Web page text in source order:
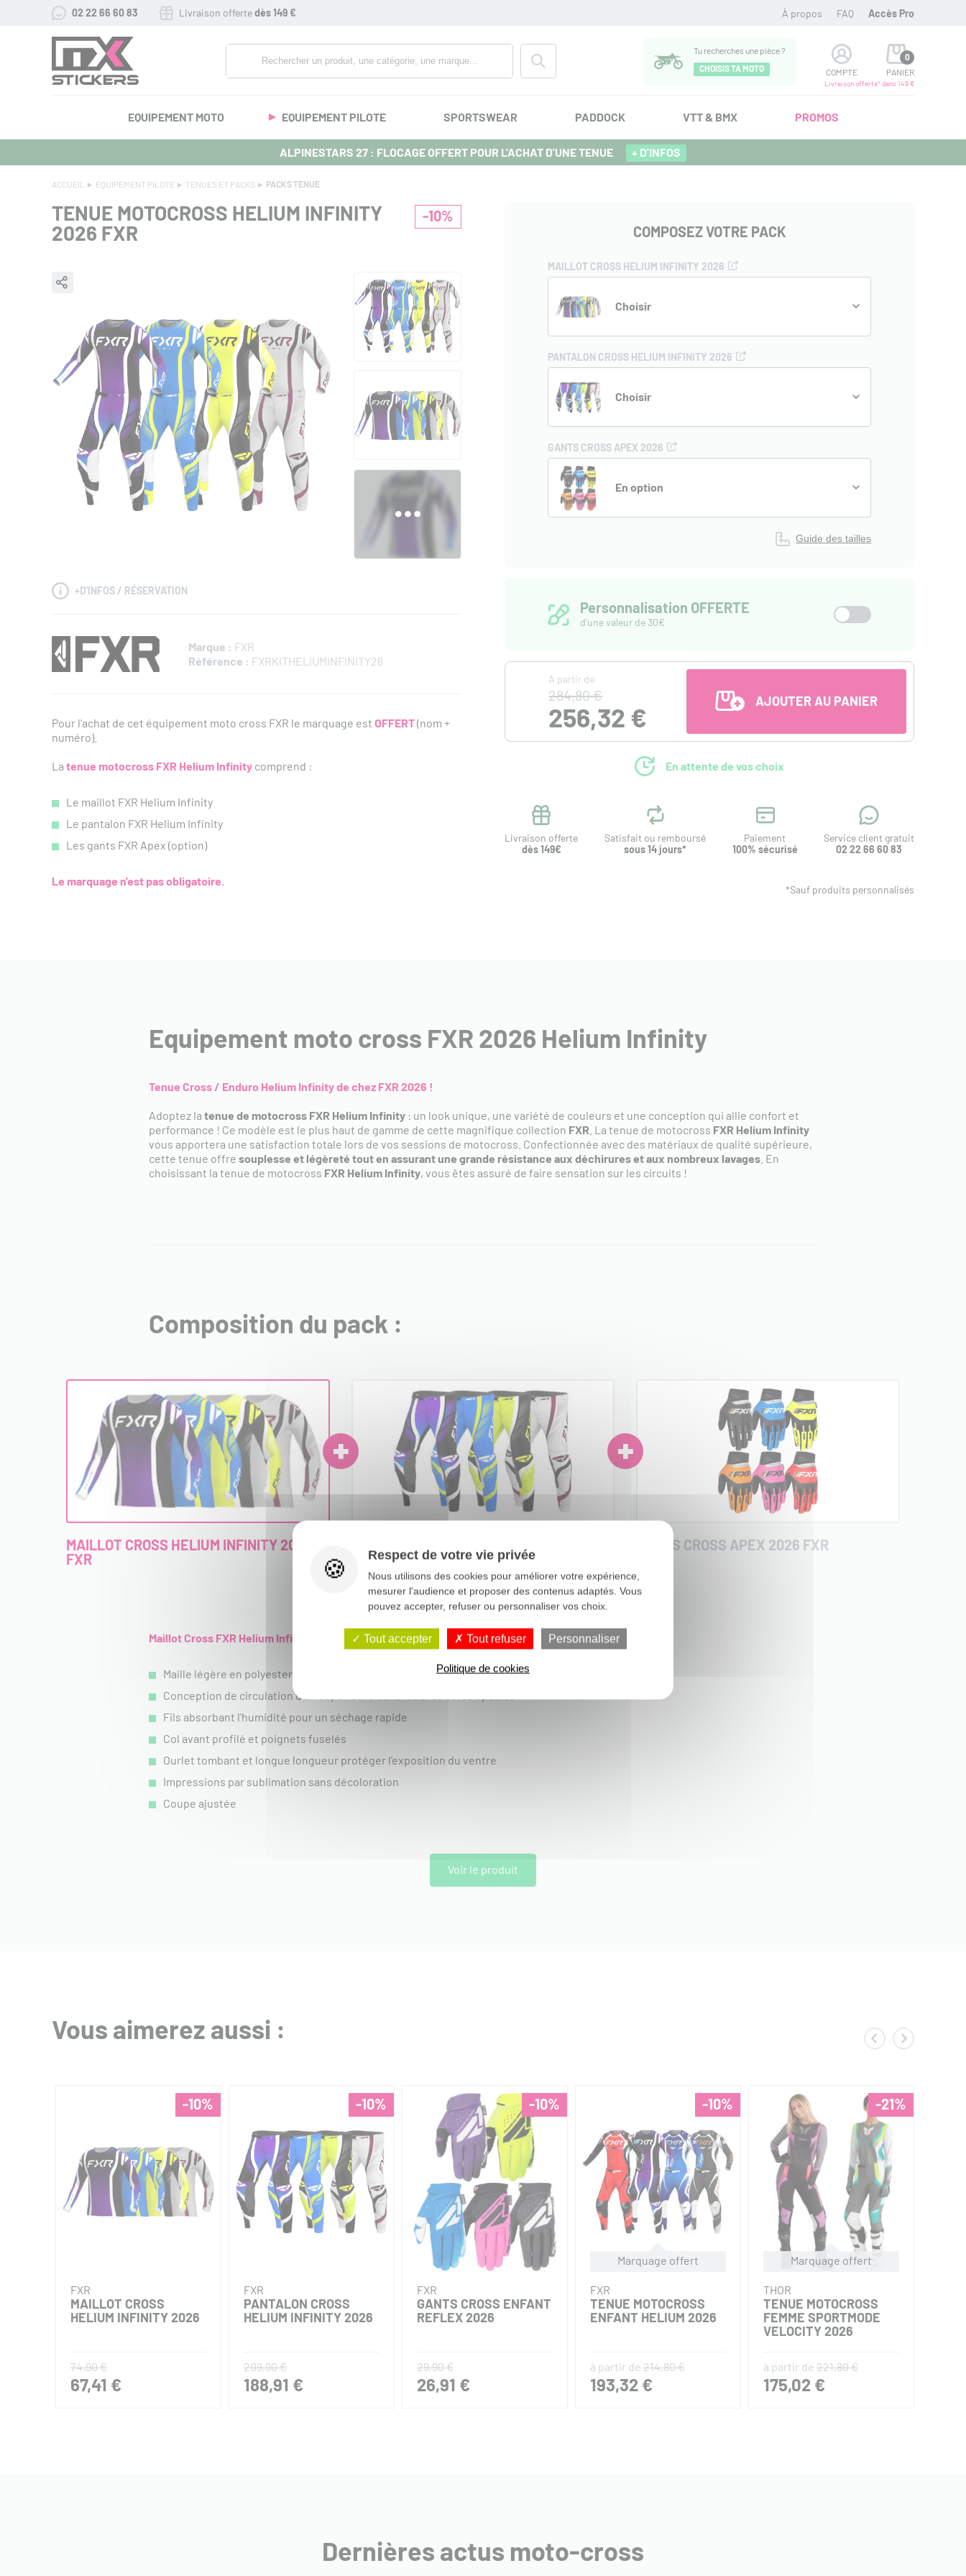
02 22 66 60 83 Livraison offertedès 149 € À propos FAQ Accès Pro
Tu recherches une pièce ?
CHOISIS TA MOTO
COMPTE
0
PANIER
Livraison offerte* dans 149 €
EQUIPEMENT MOTO EQUIPEMENT PILOTE SPORTSWEAR PADDOCK VTT & BMX PROMOS
ALPINESTARS 27 : FLOCAGE OFFERT POUR L'ACHAT D'UNE TENUE + D'INFOS
ACCUEIL EQUIPEMENT PILOTE TENUES ET PACKS PACKS TENUE
-10%
TENUE MOTOCROSS HELIUM INFINITY
2026 FXR
+D'INFOS / RÉSERVATION
Marque : FXR
Référence : FXRKITHELIUMINFINITY26
Pour l'achat de cet équipement moto cross FXR le marquage est OFFERT(nom +
numéro).
La tenue motocross FXR Helium Infinity comprend :
Le maillot FXR Helium Infinity
Le pantalon FXR Helium Infinity
Les gants FXR Apex (option)
Le marquage n'est pas obligatoire.
COMPOSEZ VOTRE PACK
MAILLOT CROSS HELIUM INFINITY 2026
Choisir
PANTALON CROSS HELIUM INFINITY 2026
Choisir
GANTS CROSS APEX 2026
En option
Guide des tailles
Personnalisation OFFERTE
d'une valeur de 30€
A partir de
284,80 €
256,32 €
AJOUTER AU PANIER
En attente de vos choix
Livraison offerte
dès 149€
Satisfait ou remboursé
sous 14 jours*
Paiement
100% sécurisé
Service client gratuit
02 22 66 60 83
*Sauf produits personnalisés
Equipement moto cross FXR 2026 Helium Infinity
Tenue Cross / Enduro Helium Infinity de chez FXR 2026 !
Adoptez la tenue de motocross FXR Helium Infinity : un look unique, une variété de couleurs et une conception qui allie confort et
performance ! Ce modèle est le plus haut de gamme de cette magnifique collection FXR . La tenue de motocross FXR Helium Infinity
vous apportera une satisfaction totale lors de vos sessions de motocross. Confectionnée avec des matériaux de qualité supérieure,
cette tenue offre souplesse et légèreté tout en assurant une grande résistance aux déchirures et aux nombreux lavages . En
choisissant la tenue de motocross FXR Helium Infinity, vous êtes assuré de faire sensation sur les circuits !
Composition du pack :
MAILLOT CROSS HELIUM INFINITY 2026
FXR
PANTALON CROSS HELIUM INFINITY 2026
FXR
GANTS CROSS APEX 2026 FXR
Maillot Cross FXR Helium Infinity 2026 :
Maille légère en polyester et élasthanne associée à un tricot de polyester haute performance
Conception de circulation d'air supérieure dans les bras et les épaules
Fils absorbant l'humidité pour un séchage rapide
Col avant profilé et poignets fuselés
Ourlet tombant et longue longueur protéger l'exposition du ventre
Impressions par sublimation sans décoloration
Coupe ajustée
Voir le produit
Vous aimerez aussi :
-10%
FXR
MAILLOT CROSS
HELIUM INFINITY 2026
74,90 €
67,41 €
-10%
FXR
PANTALON CROSS
HELIUM INFINITY 2026
209,90 €
188,91 €
-10%
FXR
GANTS CROSS ENFANT
REFLEX 2026
29,90 €
26,91 €
-10%
Marquage offert
FXR
TENUE MOTOCROSS
ENFANT HELIUM 2026
à partir de 214,80 €
193,32 €
-21%
Marquage offert
THOR
TENUE MOTOCROSS
FEMME SPORTMODE
VELOCITY 2026
à partir de 221,80 €
175,02 €
Dernières actus moto-cross
Respect de votre vie privée
Nous utilisons des cookies pour améliorer votre expérience,
mesurer l'audience et proposer des contenus adaptés. Vous
pouvez accepter, refuser ou personnaliser vos choix.
Tout accepter Tout refuser Personnaliser
Politique de cookies